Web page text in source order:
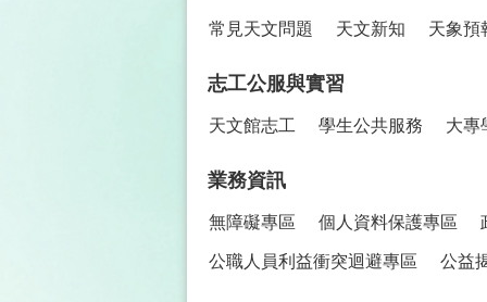
常見天文問題 天文新知 天象預
志工公服與實習
天文館志工 學生公共服務 大專
業務資訊
無障礙專區 個人資料保護專區
公職人員利益衝突迴避專區 公益